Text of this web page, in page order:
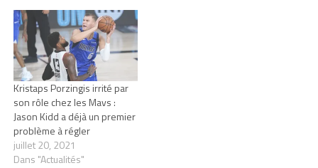
Kristaps Porzingis irrité par
son rôle chez les Mavs :
Jason Kidd a déjà un premier
problème à régler
juillet 20, 2021
Dans "Actualités"